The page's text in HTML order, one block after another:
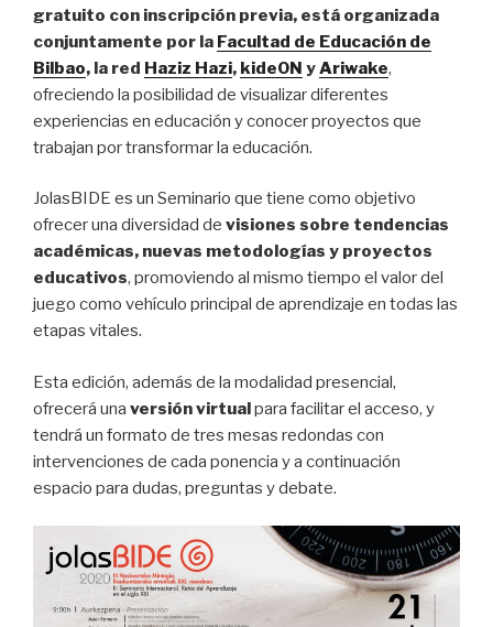
gratuito con inscripción previa, está organizada
conjuntamente por la Facultad de Educación de
Bilbao, la red Haziz Hazi, kideON yAriwake,
ofreciendo la posibilidad de visualizar diferentes
experiencias en educación y conocer proyectos que
trabajan por transformar la educación.
JolasBIDE es un Seminario que tiene como objetivo
ofrecer una diversidad de visiones sobre tendencias
académicas, nuevas metodologías y proyectos
educativos, promoviendo al mismo tiempo el valor del
juego como vehículo principal de aprendizaje en todas las
etapas vitales.
Esta edición, además de la modalidad presencial,
ofrecerá una versión virtualpara facilitar el acceso, y
tendrá un formato de tres mesas redondas con
intervenciones de cada ponencia y a continuación
espacio para dudas, preguntas y debate.